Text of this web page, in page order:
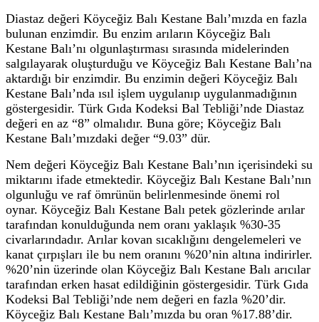
Diastaz değeri Köyceğiz Balı Kestane Balı’mızda en fazla
bulunan enzimdir. Bu enzim arıların Köyceğiz Balı
Kestane Balı’nı olgunlaştırması sırasında midelerinden
salgılayarak oluşturduğu ve Köyceğiz Balı Kestane Balı’na
aktardığı bir enzimdir. Bu enzimin değeri Köyceğiz Balı
Kestane Balı’nda ısıl işlem uygulanıp uygulanmadığının
göstergesidir. Türk Gıda Kodeksi Bal Tebliği’nde Diastaz
değeri en az “8” olmalıdır. Buna göre; Köyceğiz Balı
Kestane Balı’mızdaki değer “9.03” dür.
Nem değeri Köyceğiz Balı Kestane Balı’nın içerisindeki su
miktarını ifade etmektedir. Köyceğiz Balı Kestane Balı’nın
olgunluğu ve raf ömrünün belirlenmesinde önemi rol
oynar. Köyceğiz Balı Kestane Balı petek gözlerinde arılar
tarafından konulduğunda nem oranı yaklaşık %30-35
civarlarındadır. Arılar kovan sıcaklığını dengelemeleri ve
kanat çırpışları ile bu nem oranını %20’nin altına indirirler.
%20’nin üzerinde olan Köyceğiz Balı Kestane Balı arıcılar
tarafından erken hasat edildiğinin göstergesidir. Türk Gıda
Kodeksi Bal Tebliği’nde nem değeri en fazla %20’dir.
Köyceğiz Balı Kestane Balı’mızda bu oran %17.88’dir.